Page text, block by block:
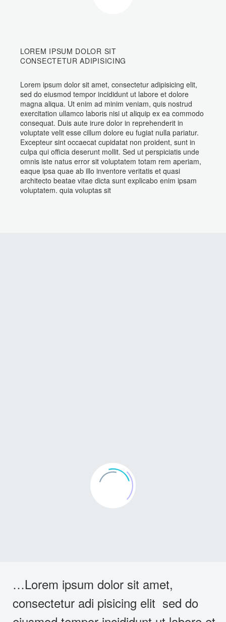
LOREM IPSUM DOLOR SIT
CONSECTETUR ADIPISICING
Lorem ipsum dolor sit amet, consectetur adipisicing elit,
sed do eiusmod tempor incididunt ut labore et dolore
magna aliqua. Ut enim ad minim veniam, quis nostrud
exercitation ullamco laboris nisi ut aliquip ex ea commodo
consequat. Duis aute irure dolor in reprehenderit in
voluptate velit esse cillum dolore eu fugiat nulla pariatur.
Excepteur sint occaecat cupidatat non proident, sunt in
culpa qui officia deserunt mollit. Sed ut perspiciatis unde
omnis iste natus error sit voluptatem totam rem aperiam,
eaque ipsa quae ab illo inventore veritatis et quasi
architecto beatae vitae dicta sunt explicabo enim ipsam
voluptatem. quia voluptas sit
…Lorem ipsum dolor sit amet,
consectetur adi pisicing elit sed do